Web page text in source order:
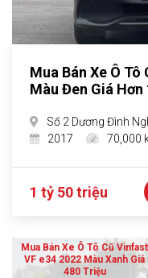
Mua Bán Xe Ô
Màu Đen Giá Hơn
Số 2 Dương Đình
2017
70,000
1 tỷ 50 triệu
Mua Bán Xe Ô Tô Cũ Vinfast
VF e34 2022 Màu Xanh Giá
480 Triệu